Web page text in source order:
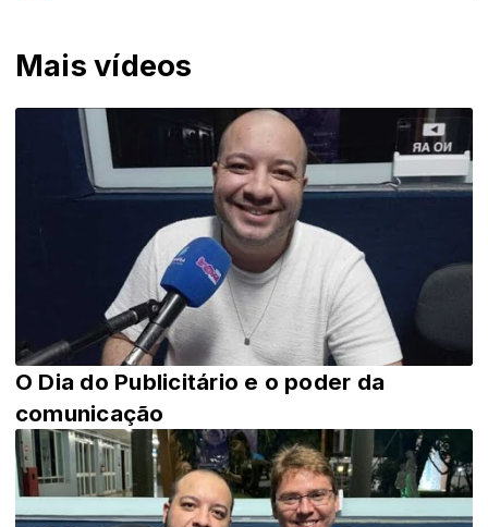
Mais vídeos
O Dia do Publicitário e o poder da
comunicação